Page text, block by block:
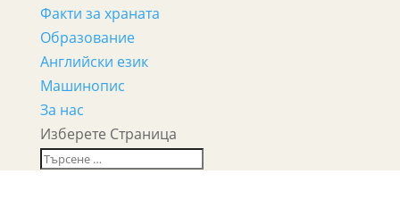
Факти за храната
Образование
Английски език
Машинопис
За нас
Изберете Страница